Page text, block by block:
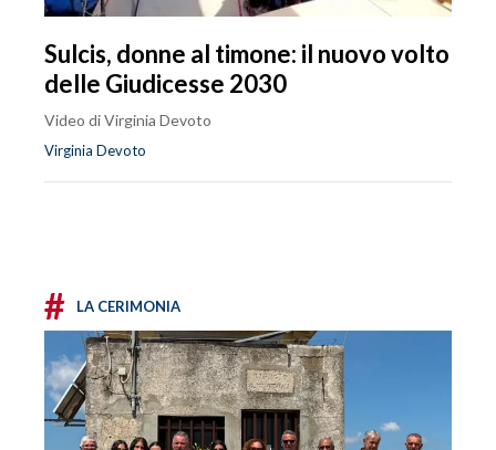
Sulcis, donne al timone: il nuovo volto
delle Giudicesse 2030
Video di Virginia Devoto
Virginia Devoto
# LA CERIMONIA